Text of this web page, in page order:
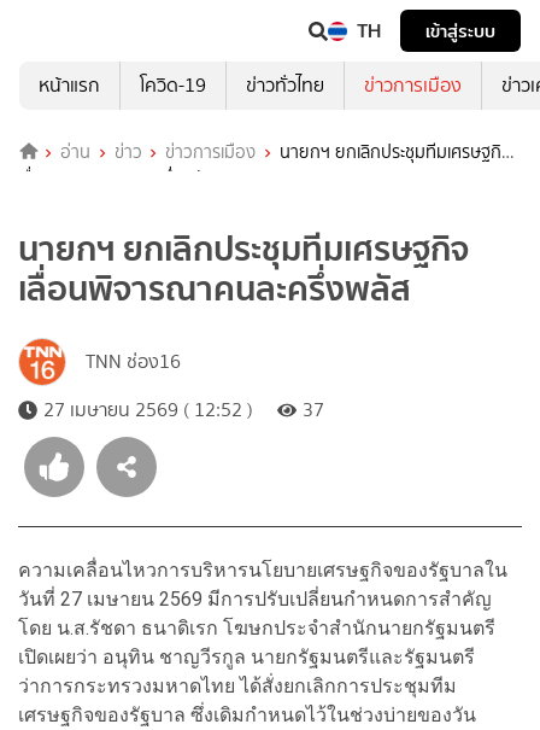
TH
เข้าสู่ระบบ
หน้าแรก
โควิด-19 ข่าวทั่วไทย ข่าวการเมือง ข่าว
อ่าน ข่าว ข่าวการเมือง
นายกฯ ยกเลิกประชุมทีมเศรษฐกิจ
เลื่อนพิจารณาคนละครึ่งพลัส
นายกฯ ยกเลิกประชุมทีมเศรษฐกิจ
เลื่อนพิจารณาคนละครึ่งพลัส
TNN ช่อง16
27 เมษายน 2569 ( 12:52 )
37
ความเคลื่อนไหวการบริหารนโยบายเศรษฐกิจของรัฐบาลใน
วันที่ 27 เมษายน 2569 มีการปรับเปลี่ยนกำหนดการสำคัญ
โดย น.ส.รัชดา ธนาดิเรก โฆษกประจำสำนักนายกรัฐมนตรี
เปิดเผยว่า อนุทิน ชาญวีรกูล นายกรัฐมนตรีและรัฐมนตรี
ว่าการกระทรวงมหาดไทย ได้สั่งยกเลิกการประชุมทีม
เศรษฐกิจของรัฐบาล ซึ่งเดิมกำหนดไว้ในช่วงบ่ายของวัน